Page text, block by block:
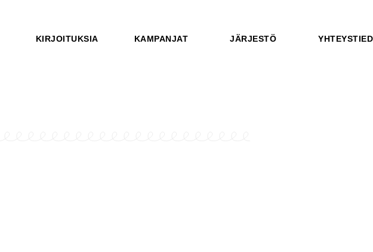
KIRJOITUKSIA KAMPANJAT JÄRJESTÖ